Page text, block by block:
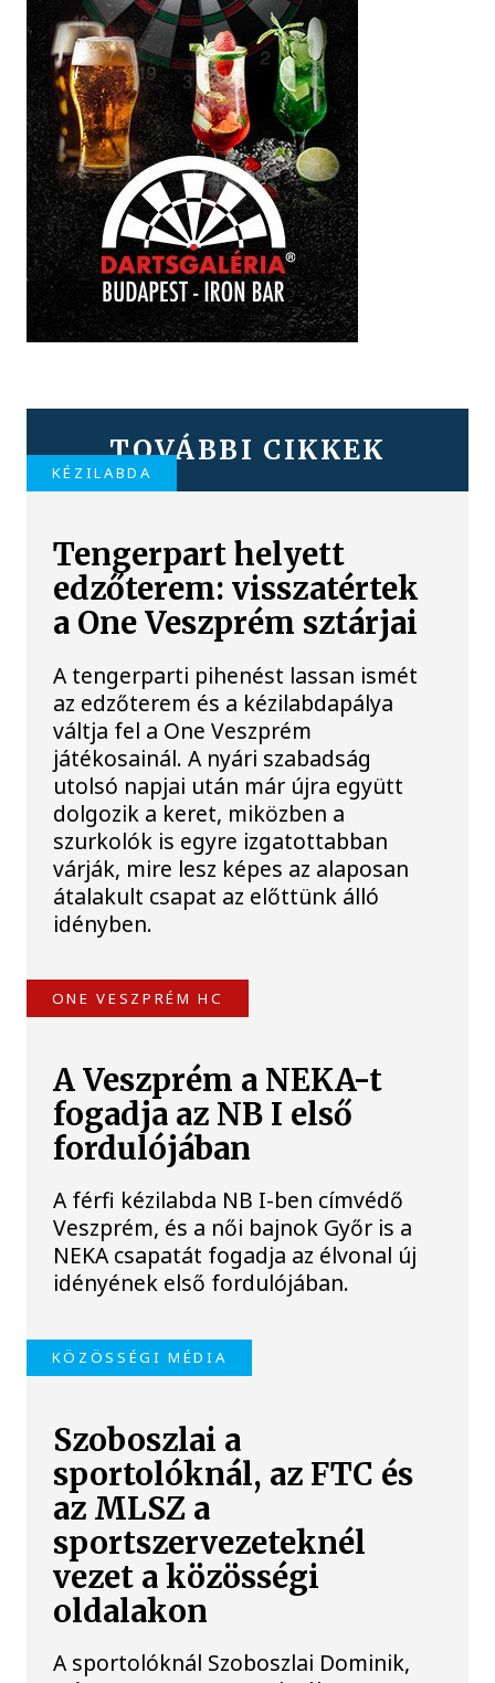
TOVÁBBI CIKKEK
KÉZILABDA
Tengerpart helyett
edzőterem: visszatértek
a One Veszprém sztárjai
A tengerparti pihenést lassan ismét
az edzőterem és a kézilabdapálya
váltja fel a One Veszprém
játékosainál. A nyári szabadság
utolsó napjai után már újra együtt
dolgozik a keret, miközben a
szurkolók is egyre izgatottabban
várják, mire lesz képes az alaposan
átalakult csapat az előttünk álló
idényben.
ONE VESZPRÉM HC
A Veszprém a NEKA-t
fogadja az NB I első
fordulójában
A férfi kézilabda NB I-ben címvédő
Veszprém, és a női bajnok Győr is a
NEKA csapatát fogadja az élvonal új
idényének első fordulójában.
KÖZÖSSÉGI MÉDIA
Szoboszlai a
sportolóknál, az FTC és
az MLSZ a
sportszervezeteknél
vezet a közösségi
oldalakon
A sportolóknál Szoboszlai Dominik,